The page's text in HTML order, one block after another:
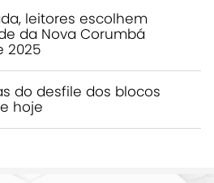
leitores escolhem
da Nova Corumbá
2025
do desfile dos blocos
hoje